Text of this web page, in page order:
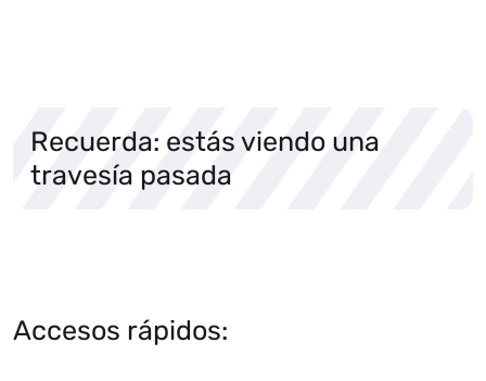
Recuerda: estás viendo una
travesía pasada
Accesos rápidos: